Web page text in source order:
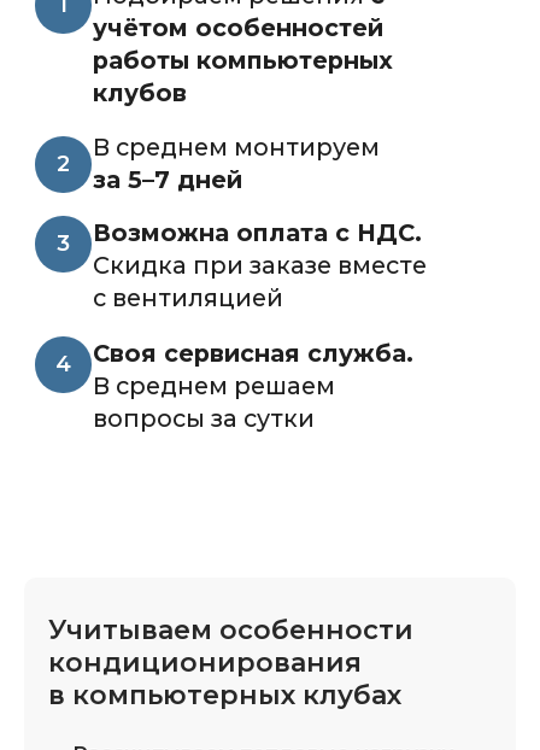
Учитываем особенности
кондиционирования
в компьютерных клубах
Уточним ваши требования,
и площадь. Подберем 4−5 разных
вариантов. Подробно и честно
расскажем про плюсы и минусы